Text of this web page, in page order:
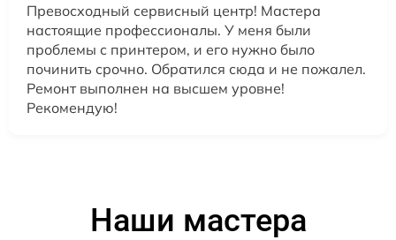
Превосходный сервисный центр! Мастера
настоящие профессионалы. У меня были
проблемы с принтером, и его нужно было
починить срочно. Обратился сюда и не пожалел.
Ремонт выполнен на высшем уровне!
Рекомендую!
Наши мастера